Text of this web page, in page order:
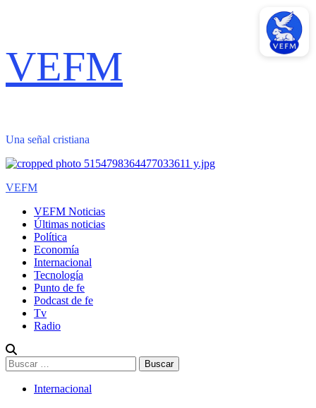
al
contenido
VEFM
Una señal cristiana
Menú
VEFM
VEFM Noticias
Últimas noticias
Política
Economía
Internacional
Tecnología
Punto de fe
Podcast de fe
Tv
Radio
Buscar:
Internacional